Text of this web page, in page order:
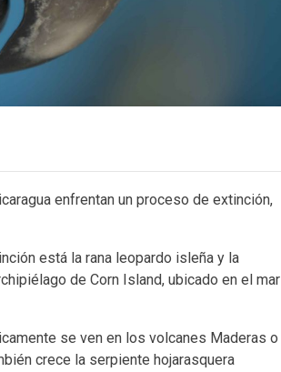
enfrentan un proceso de extinción,
está la rana leopardo isleña y la
de Corn Island, ubicado en el mar
se ven en los volcanes Maderas o
crece la serpiente hojarasquera